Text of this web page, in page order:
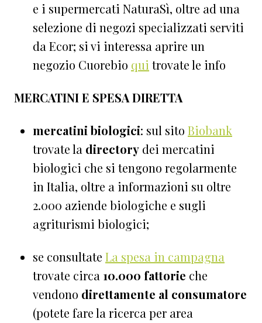
e i supermercati NaturaSì, oltre ad una
selezione di negozi specializzati serviti
da Ecor; si vi interessa aprire un
negozio Cuorebio qui trovate le info
MERCATINI E SPESA DIRETTA
mercatini biologici: sul sito Biobank
trovate la directory dei mercatini
biologici che si tengono regolarmente
in Italia, oltre a informazioni su oltre
2.000 aziende biologiche e sugli
agriturismi biologici;
se consultate La spesa in campagna
trovate circa 10.000 fattorie che
vendono direttamente al consumatore
(potete fare la ricerca per area